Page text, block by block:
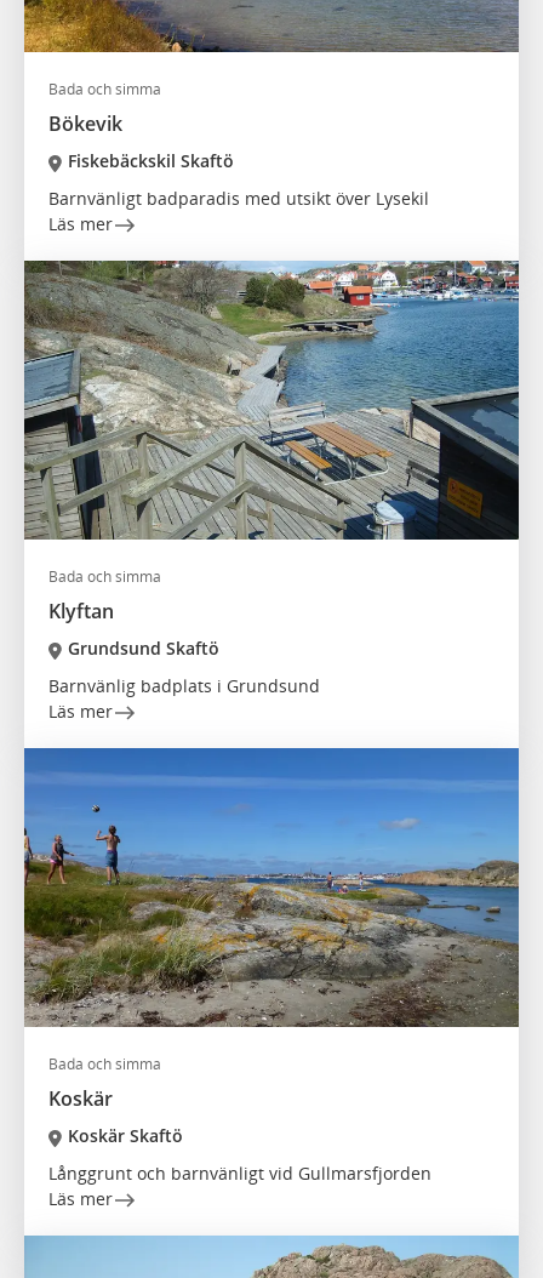
Bada och simma
Bökevik
Fiskebäckskil Skaftö
Barnvänligt badparadis med utsikt över Lysekil
Läs mer
Bada och simma
Klyftan
Grundsund Skaftö
Barnvänlig badplats i Grundsund
Läs mer
Bada och simma
Koskär
Koskär Skaftö
Långgrunt och barnvänligt vid Gullmarsfjorden
Läs mer